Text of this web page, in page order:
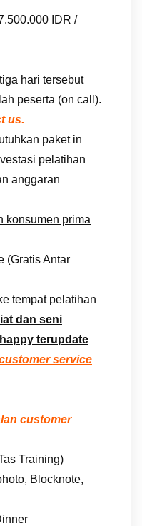
IDR /
hari tersebut
peserta (on call).
us.
paket in
pelatihan
anggaran
konsumen prima
(Gratis Antar
tempat pelatihan
dan seni
terupdate
service
customer
Training)
Blocknote,